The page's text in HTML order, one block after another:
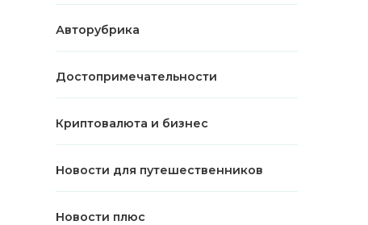
Авторубрика
Достопримечательности
Криптовалюта и бизнес
Новости для путешественников
Новости плюс